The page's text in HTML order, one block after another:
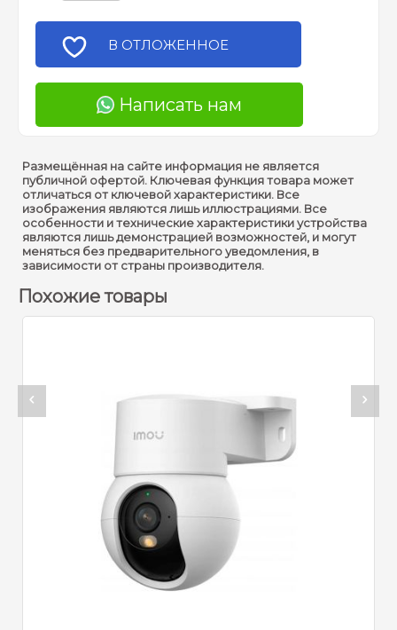
В ОТЛОЖЕННОЕ
Написать нам
Размещённая на сайте информация не является
публичной офертой. Ключевая функция товара может
отличаться от ключевой характеристики. Все
изображения являются лишь иллюстрациями. Все
особенности и технические характеристики устройства
являются лишь демонстрацией возможностей, и могут
меняться без предварительного уведомления, в
зависимости от страны производителя.
Похожие товары